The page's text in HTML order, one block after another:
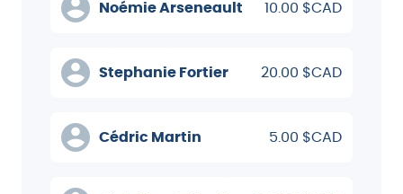
Noémie Arseneault 10.00 $CAD
Stephanie Fortier 20.00 $CAD
Cédric Martin 5.00 $CAD